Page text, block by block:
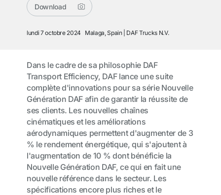
Download
lundi 7 octobre 2024 Malaga, Spain DAF Trucks N.V.
Dans le cadre de sa philosophie DAF
Transport Efficiency, DAF lance une suite
complète d'innovations pour sa série Nouvelle
Génération DAF afin de garantir la réussite de
ses clients. Les nouvelles chaînes
cinématiques et les améliorations
aérodynamiques permettent d'augmenter de 3
% le rendement énergétique, qui s'ajoutent à
l'augmentation de 10 % dont bénéficie la
Nouvelle Génération DAF, ce qui en fait une
nouvelle référence dans le secteur. Les
spécifications encore plus riches et le